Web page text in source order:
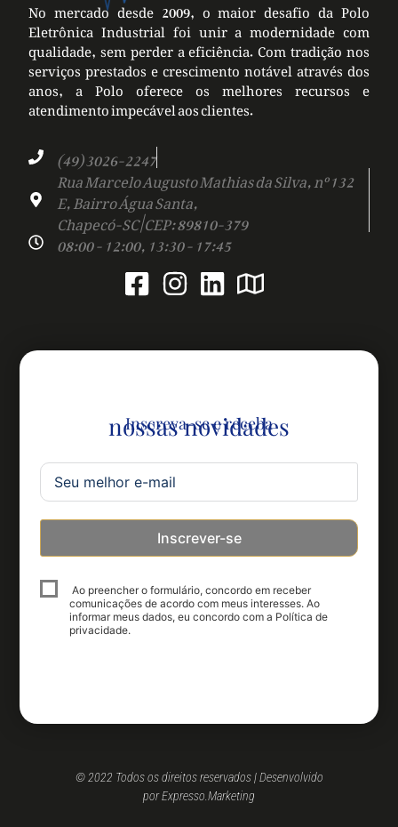
No mercado desde 2009, o maior desafio da Polo
Eletrônica Industrial foi unir a modernidade com
qualidade, sem perder a eficiência. Com tradição nos
serviços prestados e crescimento notável através dos
anos, a Polo oferece os melhores recursos e
atendimento impecável aos clientes.
(49) 3026-2247
Rua Marcelo Augusto Mathias da Silva, nº 132
E, Bairro Água Santa,
Chapecó-SC | CEP: 89810-379
08:00 - 12:00, 13:30 - 17:45
Inscreva-se e receba
nossas novidades
Inscrever-se
Ao preencher o formulário, concordo em receber
comunicações de acordo com meus interesses. Ao
informar meus dados, eu concordo com a Política de
privacidade.
© 2022 Todos os direitos reservados | Desenvolvido
por Expresso.Marketing